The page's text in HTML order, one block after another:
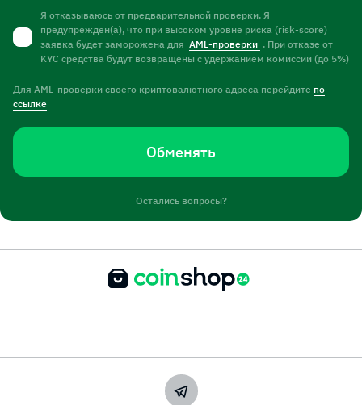
Я отказываюсь от предварительной проверки. Я
предупрежден(а), что при высоком уровне риска (risk-score)
заявка будет заморожена для AML-проверки . При отказе от
KYC средства будут возвращены с удержанием комиссии (до 5%)
Для AML-проверки своего криптовалютного адреса перейдите по
ссылке
Обменять
Остались вопросы?